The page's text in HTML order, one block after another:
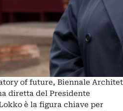
of future, Biennale
diretta del Presidente
è la figura chiave per